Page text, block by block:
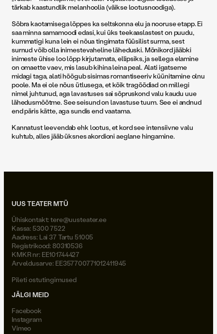
tärkab kaastundlik melanhoolia (väikse lootusnoodiga).
Sõbra kaotamisega lõppes ka seltskonna elu ja nooruse etapp. Ei
saa minna samamoodi edasi, kui üks teekaaslastest on puudu,
kummatigi kuna lein ei nõua tingimata füüsilist surma, sest
surnud võib olla inimestevaheline läheduski. Mõnikord jääbki
inimeste ühise loo lõpp kirjutamata, ellipsiks, ja sellega elamine
on omaette vaev, mis lasub kihina leina peal. Alati igatseme
midagi taga, alati hõõgub sisimas romantiseeriv küünitamine olnu
poole. Ma ei ole nõus ütlusega, et kõik tragöödiad on millegi
nimel juhtunud, aga lavastuses sai sõpruskond valu kaudu uue
lähedusmõõtme. See seisund on lavastuse tuum. See ei andnud
end päris kätte, aga sundis end vaatama.
Kannatust leevendab ehk lootus, et kord see intensiivne valu
kuhtub, alles jääb üksnes akordioni aeglane hingamine.
UUS TEATER MTÜ
Ühiskontakt:tere@uusteater.ee
Kassa: 5300 7522
Aadress: Lai 37 Tartu 51005
Registrikood: 80310536
KMKR nr: EE101744427
Arveldusarve: EE357700771012411945
Pileti ostutingimused
JÄLGI MEID
Facebook
Instagram
Vimeo